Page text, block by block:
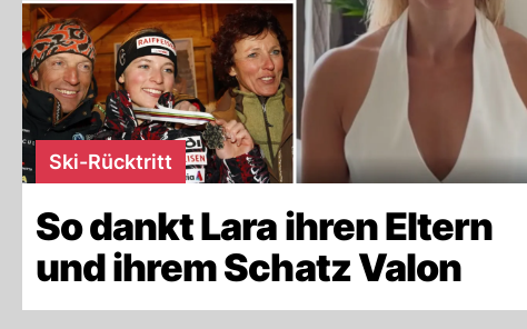
Ski-Rücktritt
So dankt Lara ihren Eltern
und ihrem Schatz Valon